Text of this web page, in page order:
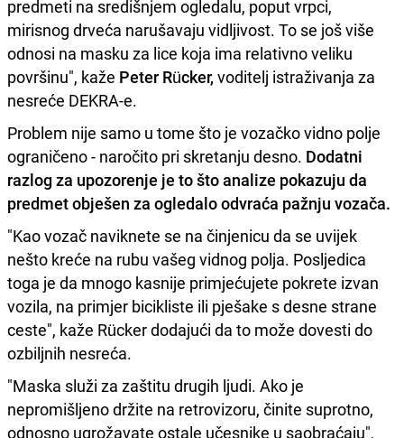
predmeti na središnjem ogledalu, poput vrpci,
mirisnog drveća narušavaju vidljivost. To se još više
odnosi na masku za lice koja ima relativno veliku
površinu", kaže Peter Rücker, voditelj istraživanja za
nesreće DEKRA-e.
Problem nije samo u tome što je vozačko vidno polje
ograničeno - naročito pri skretanju desno. Dodatni
razlog za upozorenje je to što analize pokazuju da
predmet obješen za ogledalo odvraća pažnju vozača.
"Kao vozač naviknete se na činjenicu da se uvijek
nešto kreće na rubu vašeg vidnog polja. Posljedica
toga je da mnogo kasnije primjećujete pokrete izvan
vozila, na primjer bicikliste ili pješake s desne strane
ceste", kaže Rücker dodajući da to može dovesti do
ozbiljnih nesreća.
"Maska služi za zaštitu drugih ljudi. Ako je
nepromišljeno držite na retrovizoru, činite suprotno,
odnosno ugrožavate ostale učesnike u saobraćaju",